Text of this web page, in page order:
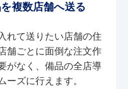
複数店舗へ送る
れて送りたい店舗の住
舗ごとに面倒な注文作
がなく、備品の全店導
ーズに行えます。